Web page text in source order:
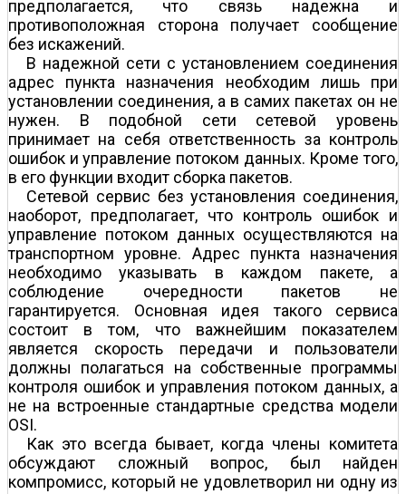
предполагается, что связь надежна и
противоположная сторона получает сообщение
без искажений.
В надежной сети с установлением соединения
адрес пункта назначения необходим лишь при
установлении соединения, а в самих пакетах он не
нужен. В подобной сети сетевой уровень
принимает на себя ответственность за контроль
ошибок и управление потоком данных. Кроме того,
в его функции входит сборка пакетов.
Сетевой сервис без установления соединения,
наоборот, предполагает, что контроль ошибок и
управление потоком данных осуществляются на
транспортном уровне. Адрес пункта назначения
необходимо указывать в каждом пакете, а
соблюдение очередности пакетов не
гарантируется. Основная идея такого сервиса
состоит в том, что важнейшим показателем
является скорость передачи и пользователи
должны полагаться на собственные программы
контроля ошибок и управления потоком данных, а
не на встроенные стандартные средства модели
OSI.
Как это всегда бывает, когда члены комитета
обсуждают сложный вопрос, был найден
компромисс, который не удовлетворил ни одну из